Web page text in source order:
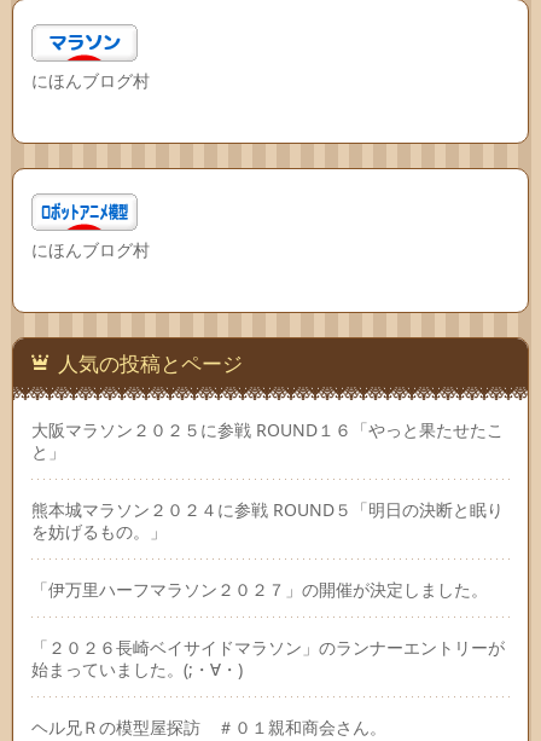
にほんブログ村
にほんブログ村
人気の投稿とページ
大阪マラソン２０２５に参戦 ROUND１６「やっと果たせたこ
と」
熊本城マラソン２０２４に参戦 ROUND５「明日の決断と眠り
を妨げるもの。」
「伊万里ハーフマラソン２０２７」の開催が決定しました。
「２０２６長崎ベイサイドマラソン」のランナーエントリーが
始まっていました。(;・∀・)
ヘル兄Ｒの模型屋探訪 ＃０１親和商会さん。